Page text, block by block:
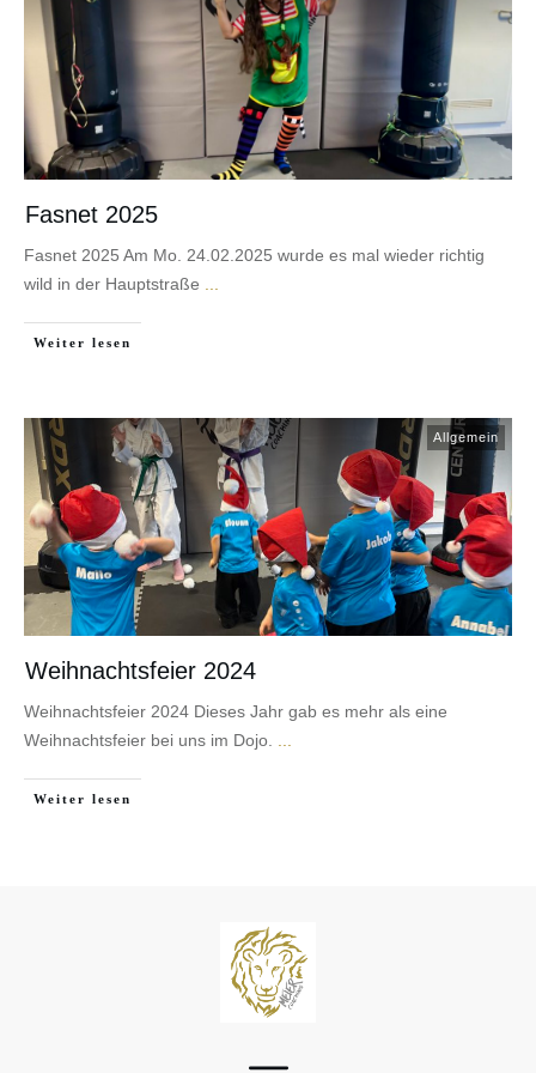
Fasnet 2025
Fasnet 2025 Am Mo. 24.02.2025 wurde es mal wieder richtig
wild in der Hauptstraße ...
Weiter lesen
Allgemein
Weihnachtsfeier 2024
Weihnachtsfeier 2024 Dieses Jahr gab es mehr als eine
Weihnachtsfeier bei uns im Dojo. ...
Weiter lesen